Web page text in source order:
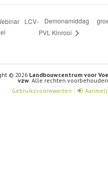
LCV-
Demonamiddag
PVL Kinrooi
© 2026 Landbouwcentrum voor
vzw. Alle rechten
Gebruiksvoorwaarden